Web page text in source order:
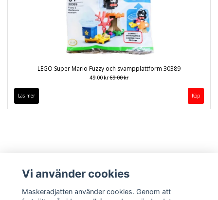
LEGO Super Mario Fuzzy och svampplattform 30389
49.00 kr69.00 kr
Läs mer
Vi använder cookies
Maskeradjatten använder cookies. Genom att